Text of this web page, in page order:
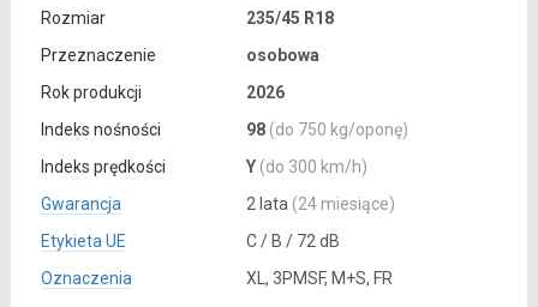
Rozmiar
235/45 R18
Przeznaczenie
osobowa
Rok produkcji
2026
Indeks nośności
98 (do 750 kg/oponę)
Indeks prędkości
Y (do 300 km/h)
Gwarancja
2 lata (24 miesiące)
Etykieta UE
C / B / 72 dB
Oznaczenia
XL, 3PMSF, M+S, FR